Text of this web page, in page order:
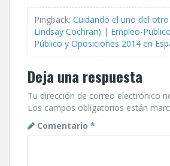
Pingback: Cuidando el uno del
Lindsay Cochran) | Empleo-
Público y Oposiciones 2014 en
Deja una respuesta
Tu dirección de correo electrónico
Los campos obligatorios están
Comentario *